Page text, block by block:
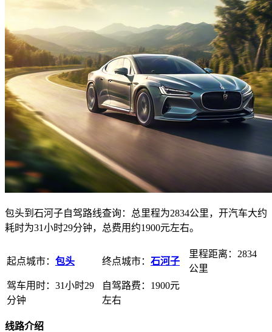
包头到石河子自驾路线查询：总里程为2834公里，开汽车大约
耗时为31小时29分钟，总费用约1900元左右。
起点城市： 包头 终点城市： 石河子
里程距离：2834
公里
驾车用时：31小时29
分钟
自驾路费：1900元
左右
线路介绍